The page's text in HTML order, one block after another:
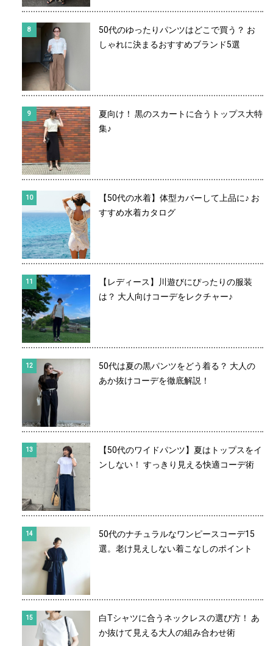
50代のゆったりパンツはどこで買う？ お
しゃれに決まるおすすめブランド5選
夏向け！ 黒のスカートに合うトップス大特
集♪
【50代の水着】体型カバーして上品に♪ お
すすめ水着カタログ
【レディース】川遊びにぴったりの服装
は？ 大人向けコーデをレクチャー♪
50代は夏の黒パンツをどう着る？ 大人の
あか抜けコーデを徹底解説！
【50代のワイドパンツ】夏はトップスをイ
ンしない！ すっきり見える快適コーデ術
50代のナチュラルなワンピースコーデ15
選。老け見えしない着こなしのポイント
白Tシャツに合うネックレスの選び方！ あ
か抜けて見える大人の組み合わせ術